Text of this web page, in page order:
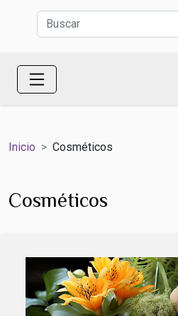
Inicio Cosméticos
Cosméticos